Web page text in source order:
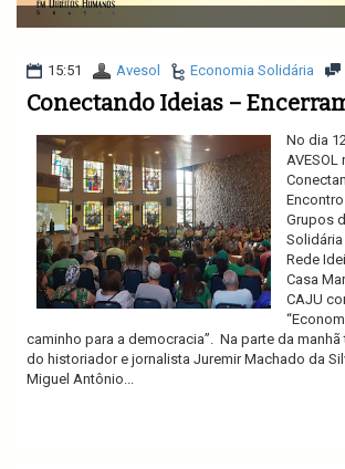
v
i
a
i
15:51 Avesol Economia Solidária
Conectando Ideias –
No dia
AVESOL
Grupos
Rede
Casa
CAJU
caminho para a democracia”. Na parte da
do historiador e jornalista Juremir Machado da
Miguel Antônio...